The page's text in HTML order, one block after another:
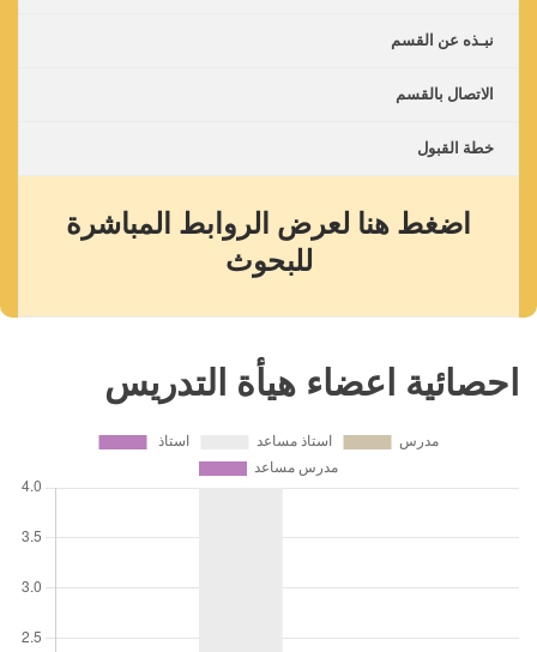
نبـذه عن القسم
الاتصال بالقسم
خطة القبول
اضغط هنا لعرض الروابط المباشرة
للبحوث
احصائية اعضاء هيأة التدريس